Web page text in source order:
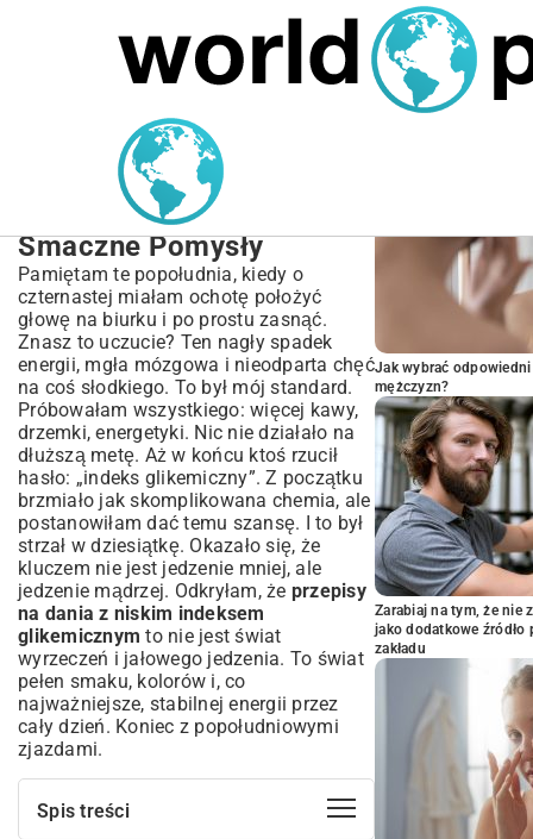
MARIUSZ ŁAMAGA 04.10.2025
Przepisy na Dania z
Niskim Indeksem
Glikemicznym | Zdrowe i
Smaczne Pomysły
Pamiętam te popołudnia, kiedy o
czternastej miałam ochotę położyć
głowę na biurku i po prostu zasnąć.
Znasz to uczucie? Ten nagły spadek
energii, mgła mózgowa i nieodparta chęć
na coś słodkiego. To był mój standard.
Próbowałam wszystkiego: więcej kawy,
drzemki, energetyki. Nic nie działało na
dłuższą metę. Aż w końcu ktoś rzucił
hasło: „indeks glikemiczny”. Z początku
brzmiało jak skomplikowana chemia, ale
postanowiłam dać temu szansę. I to był
strzał w dziesiątkę. Okazało się, że
kluczem nie jest jedzenie mniej, ale
jedzenie mądrzej. Odkryłam, że przepisy
na dania z niskim indeksem
glikemicznym to nie jest świat
wyrzeczeń i jałowego jedzenia. To świat
pełen smaku, kolorów i, co
najważniejsze, stabilnej energii przez
cały dzień. Koniec z popołudniowymi
zjazdami.
Spis treści
Jak wybrać
mężczyzn?
Zarabiaj na tym, że nie
jako dodatkowe
zakładu